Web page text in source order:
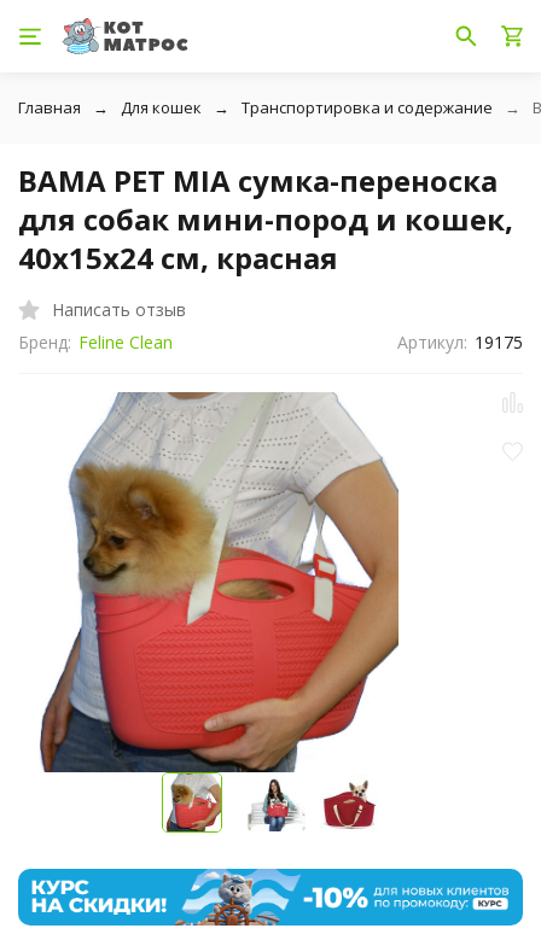
Главная Для кошек Транспортировка и содержание
BAMA PET MIA сумка-переноска
для собак мини-пород и кошек,
40x15x24 см, красная
Написать отзыв
Бренд: Feline Clean Артикул: 19175